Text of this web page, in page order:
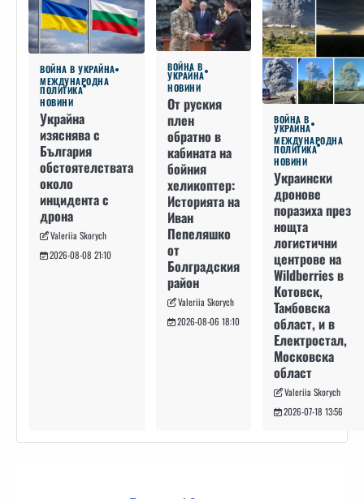
ВОЙНА В УКРАЙНА
МЕЖДУНАРОДНА
ПОЛИТИКА
НОВИНИ
Украйна
изяснява с
България
обстоятелствата
около
инцидента с
дрона
Valeriia Skorych
2026-08-08 21:10
ВОЙНА В
УКРАЙНА
НОВИНИ
От руския
плен
обратно в
кабината на
бойния
хеликоптер:
Историята на
Иван
Пепеляшко
от
Болградския
район
Valeriia Skorych
2026-08-06 18:10
ВОЙНА В
УКРАЙНА
МЕЖДУНАРОДНА
ПОЛИТИКА
НОВИНИ
Украински
дронове
поразиха през
нощта
логистични
центрове на
Wildberries в
Котовск,
Тамбовска
област, и в
Електростал,
Московска
област
Valeriia Skorych
2026-07-18 13:56